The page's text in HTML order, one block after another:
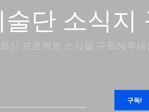
단 소식지
신 프로젝트 소식을 구독해주세